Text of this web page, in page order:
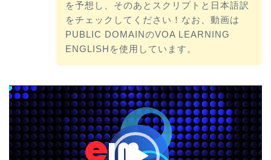
を予想し、そのあとスクリプトと日本語訳
をチェックしてください！なお、動画は
PUBLIC DOMAINのVOA LEARNING
ENGLISHを使用しています。
動
画
プ
レ
ー
ヤ